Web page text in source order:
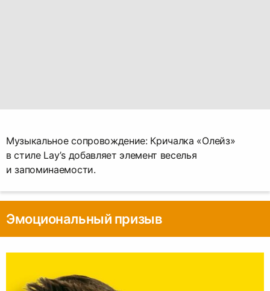
Музыкальное сопровождение: Кричалка «Олейз»
в стиле Lay’s добавляет элемент веселья
и запоминаемости.
Эмоциональный призыв